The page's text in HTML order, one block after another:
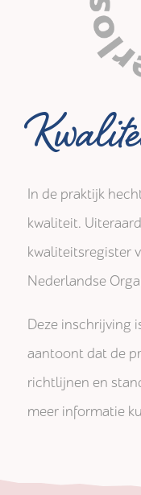
In de praktijk
kwaliteit.
kwaliteitsregister
Nederlandse
Deze inschrijving
aantoont dat de
richtlijnen en
meer informatie